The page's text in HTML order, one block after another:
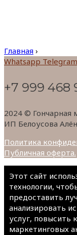
Главная ›
Whatsapp
+7 999 468
2024 © Гончарная
ИП Белоусова
Политика
Публичная оферта.
Этот сайт
технологии,
предоставить
анализировать
услуг, повысить
маркетинговых